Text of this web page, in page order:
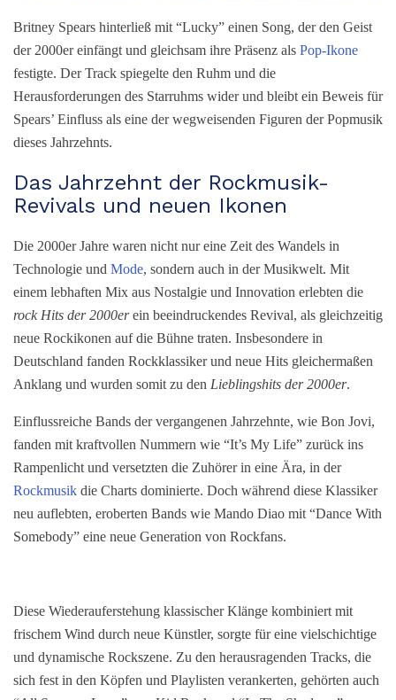
Britney Spears hinterließ mit “Lucky” einen Song, der den Geist
der 2000er einfängt und gleichsam ihre Präsenz als Pop-Ikone
festigte. Der Track spiegelte den Ruhm und die
Herausforderungen des Starruhms wider und bleibt ein Beweis für
Spears’ Einfluss als eine der wegweisenden Figuren der Popmusik
dieses Jahrzehnts.
Das Jahrzehnt der Rockmusik-
Revivals und neuen Ikonen
Die 2000er Jahre waren nicht nur eine Zeit des Wandels in
Technologie und Mode, sondern auch in der Musikwelt. Mit
einem lebhaften Mix aus Nostalgie und Innovation erlebten die
rock Hits der 2000erein beeindruckendes Revival, als gleichzeitig
neue Rockikonen auf die Bühne traten. Insbesondere in
Deutschland fanden Rockklassiker und neue Hits gleichermaßen
Anklang und wurden somit zu den Lieblingshits der 2000er.
Einflussreiche Bands der vergangenen Jahrzehnte, wie Bon Jovi,
fanden mit kraftvollen Nummern wie “It’s My Life” zurück ins
Rampenlicht und versetzten die Zuhörer in eine Ära, in der
Rockmusik die Charts dominierte. Doch während diese Klassiker
neu auflebten, eroberten Bands wie Mando Diao mit “Dance With
Somebody” eine neue Generation von Rockfans.
Diese Wiederauferstehung klassischer Klänge kombiniert mit
frischem Wind durch neue Künstler, sorgte für eine vielschichtige
und dynamische Rockszene. Zu den herausragenden Tracks, die
sich fest in den Köpfen und Playlisten verankerten, gehörten auch